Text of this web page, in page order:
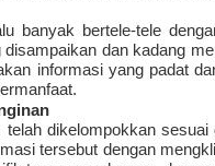
banyak bertele-tele
dan kadang
informasi yang padat
dikelompokkan
tersebut dengan